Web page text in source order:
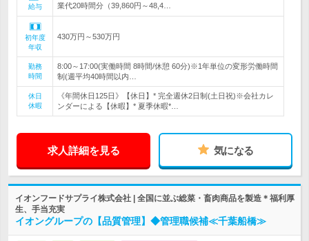
給与
業代20時間分（39,860円～48,4…
初年度
年収
430万円～530万円
勤務
時間
8:00～17:00(実働時間 8時間/休憩 60分)※1年単位の変形労働時間
制(週平均40時間以内…
休日
休暇
《年間休日125日》【休日】* 完全週休2日制(土日祝)※会社カレ
ンダーによる【休暇】* 夏季休暇*…
求人詳細を見る 気になる
イオンフードサプライ株式会社 | 全国に並ぶ総菜・畜肉商品を製造＊福利厚
生、手当充実
イオングループの【品質管理】◆管理職候補≪千葉船橋≫